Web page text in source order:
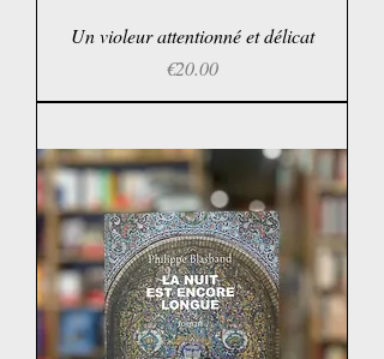
Un violeur attentionné et délicat
Price
€20.00